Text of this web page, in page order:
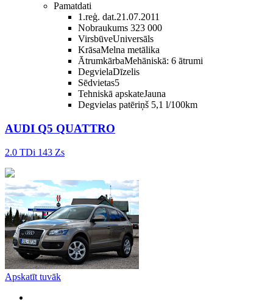
Pamatdati
1.reģ. dat.21.07.2011
Nobraukums 323 000
VirsbūveUniversāls
KrāsaMelna metālika
ĀtrumkārbaMehāniskā: 6 ātrumi
DegvielaDīzelis
Sēdvietas5
Tehniskā apskateJauna
Degvielas patēriņš 5,1 l/100km
AUDI Q5 QUATTRO
2.0 TDi 143 Zs
Apskatīt tuvāk